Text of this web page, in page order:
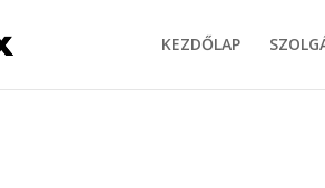
KEZDŐLAP